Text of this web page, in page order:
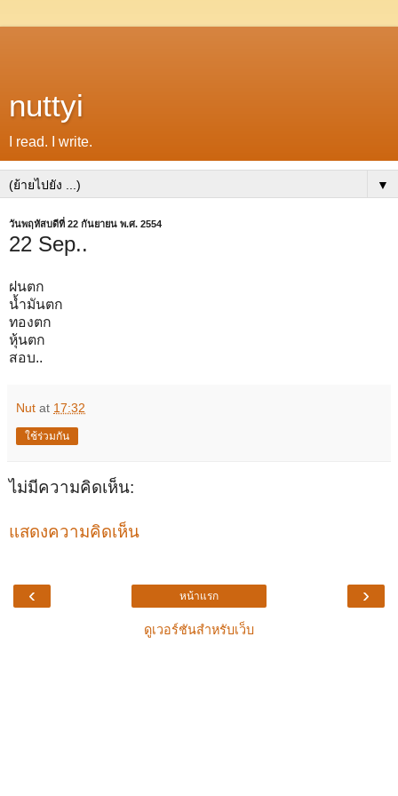
nuttyi
I read. I write.
▼
วันพฤหัสบดีที่ 22 กันยายน พ.ศ. 2554
22 Sep..
ฝนตก
น้ำมันตก
ทองตก
หุ้นตก
สอบ..
Nut at 17:32
ใช้ร่วมกัน
ไม่มีความคิดเห็น:
แสดงความคิดเห็น
‹ ›
หน้าแรก
ดูเวอร์ชันสำหรับเว็บ